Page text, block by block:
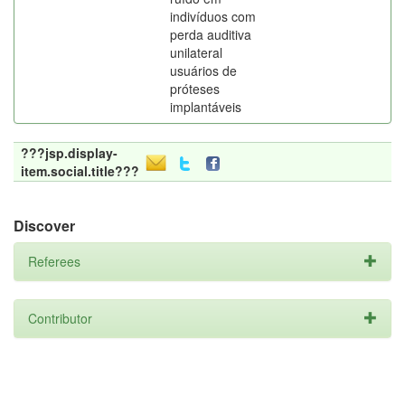
indivíduos com
perda auditiva
unilateral
usuários de
próteses
implantáveis
???jsp.display-
item.social.title???
Discover
Referees
Contributor